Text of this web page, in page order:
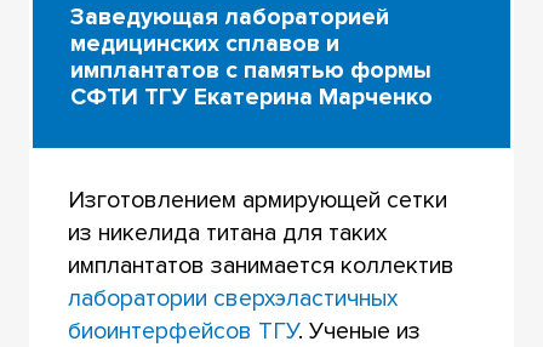
Заведующая лабораторией
медицинских сплавов и
имплантатов с памятью формы
СФТИ ТГУ Екатерина Марченко
Изготовлением армирующей сетки
из никелида титана для таких
имплантатов занимается коллектив
лаборатории сверхэластичных
биоинтерфейсов ТГУ. Ученые из